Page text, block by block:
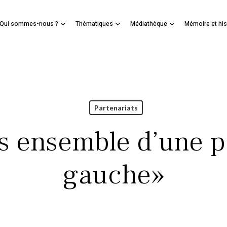
Qui sommes-nous ? Thématiques Médiathèque Mémoire et
Panier
Partenariats
ensemble d’une
gauche»